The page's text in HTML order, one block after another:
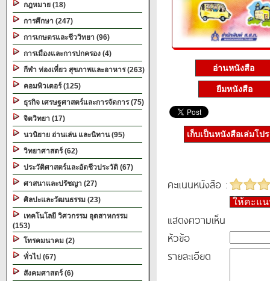
กฎหมาย (18)
การศึกษา (247)
การเกษตรและชีววิทยา (96)
การเมืองและการปกครอง (4)
กีฬา ท่องเที่ยว สุขภาพและอาหาร (263)
คอมพิวเตอร์ (125)
ธุรกิจ เศรษฐศาสตร์และการจัดการ (75)
จิตวิทยา (17)
นวนิยาย อ่านเล่น และนิทาน (95)
วิทยาศาสตร์ (62)
ประวัติศาสตร์และอัตชีวประวัติ (67)
ศาสนาและปรัชญา (27)
ศิลปะและวัฒนธรรม (23)
เทคโนโลยี วิศวกรรม อุตสาหกรรม
(153)
โทรคมนาคม (2)
ทั่วไป (67)
สังคมศาสตร์ (6)
อ่านหนังสือ
ยืมหนังสือ
เก็บเป็นหนังสือเล่มโป
คะแนนหนังสือ :
ให้คะแ
แสดงความเห็น
หัวข้อ
รายละเอียด